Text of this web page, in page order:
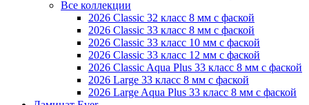
Все коллекции
2026 Classic 32 класс 8 мм с фаской
2026 Classic 33 класс 8 мм с фаской
2026 Classic 33 класс 10 мм с фаской
2026 Classic 33 класс 12 мм с фаской
2026 Classic Aqua Plus 33 класс 8 мм с фаской
2026 Large 33 класс 8 мм с фаской
2026 Large Aqua Plus 33 класс 8 мм с фаской